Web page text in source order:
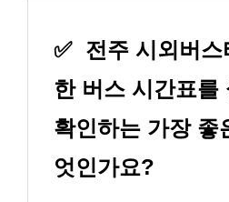
✅ 전주 시외버
한 버스 시간표를
확인하는 가장 좋
엇인가요?